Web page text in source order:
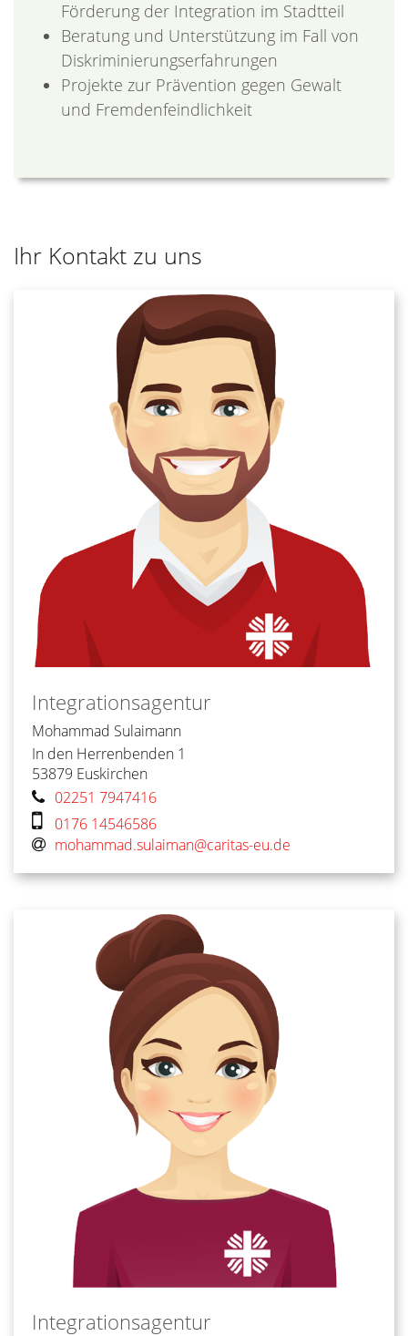
Förderung der Integration im Stadtteil
Beratung und Unterstützung im Fall von
Diskriminierungserfahrungen
Projekte zur Prävention gegen Gewalt
und Fremdenfeindlichkeit
Ihr Kontakt zu uns
Integrationsagentur
Mohammad Sulaimann
In den Herrenbenden 1
53879 Euskirchen
02251 7947416
0176 14546586
mohammad.sulaiman@caritas-eu.de
Integrationsagentur